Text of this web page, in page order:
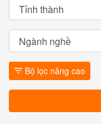
Bộ lọc nâng cao